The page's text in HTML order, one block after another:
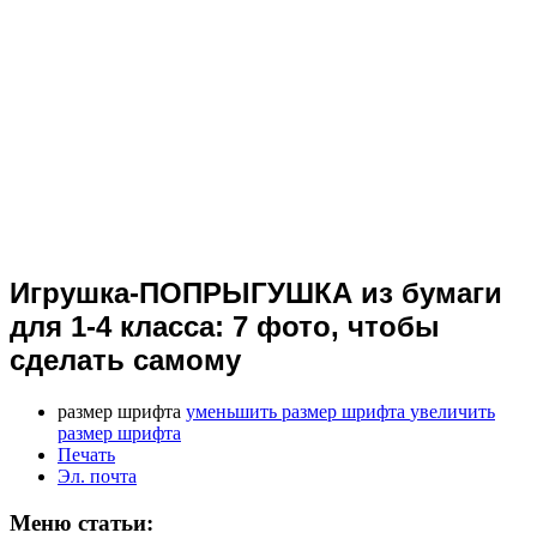
Игрушка-ПОПРЫГУШКА из бумаги
для 1-4 класса: 7 фото, чтобы
сделать самому
размер шрифта уменьшить размер шрифта увеличить
размер шрифта
Печать
Эл. почта
Меню статьи: